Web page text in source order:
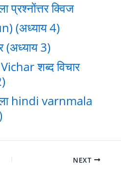
प्रश्नोंत्तर क्विज
(अध्याय 4)
(अध्याय 3)
शब्द विचार
hindi varnmala
NEXT